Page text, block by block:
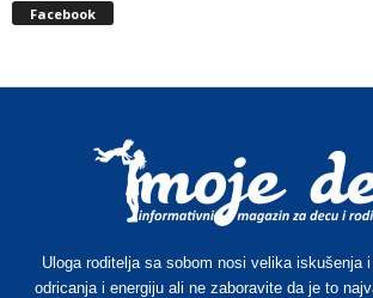
Facebook
Uloga roditelja sa sobom nosi velika iskušenja
odricanja i energiju ali ne zaboravite da je to